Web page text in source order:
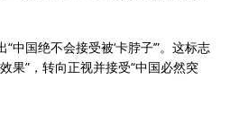
中国绝不会接受被‘卡脖子’”。这标志
果”，转向正视并接受“中国必然突